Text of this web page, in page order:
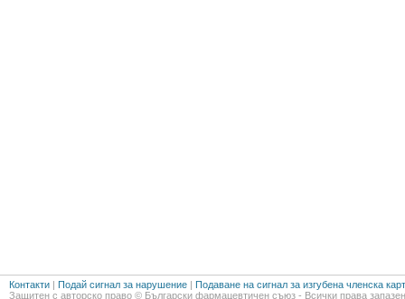
Контакти | Подай сигнал за нарушение | Подаване на сигнал за изгубена членска
Защитен с авторско право © Български фармацевтичен съюз - Всички права